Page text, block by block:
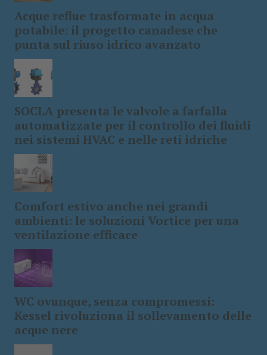
Acque reflue trasformate in acqua
potabile: il progetto canadese che
punta sul riuso idrico avanzato
SOCLA presenta le valvole a farfalla
automatizzate per il controllo dei fluidi
nei sistemi HVAC e nelle reti idriche
Comfort estivo anche nei grandi
ambienti: le soluzioni Vortice per una
ventilazione efficace
WC ovunque, senza compromessi:
Kessel rivoluziona il sollevamento delle
acque nere